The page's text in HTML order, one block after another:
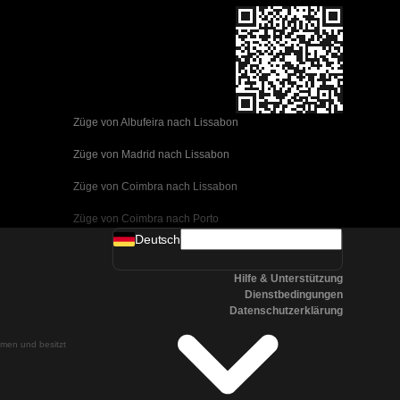
Züge von Albufeira nach Lissabon
Züge von Madrid nach Lissabon
Züge von Coimbra nach Lissabon
Züge von Coimbra nach Porto
Züge von Valencia nach Barcelona
Züge von Malaga nach Barcelona
Züge von Malaga nach Madrid
Züge von Cordoba nach Madrid
und besitzt
Deutsch
Hilfe & Unterstützung
Dienstbedingungen
Datenschutzerklärung